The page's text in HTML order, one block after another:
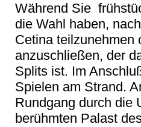
Während Sie
die Wahl haben,
Cetina teilzunehmen
anzuschließen, der
Splits ist. Im
Spielen am Strand.
Rundgang durch die
berühmten Palast